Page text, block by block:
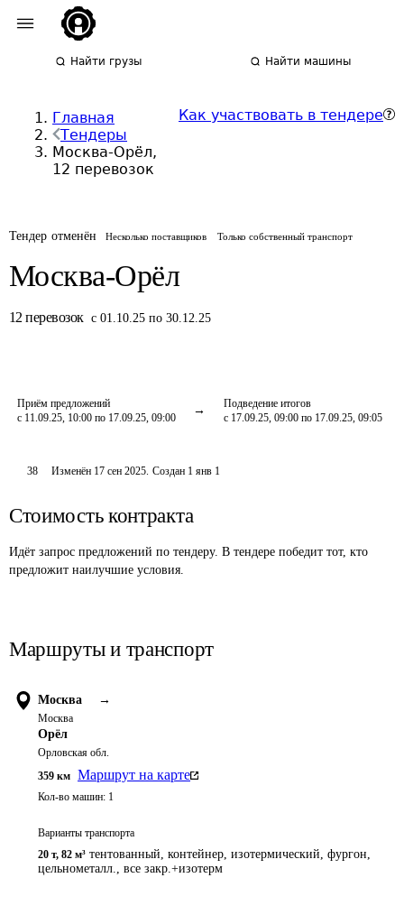
Найти грузы Найти машины
Главная
Тендеры
Москва-Орёл,
12 перевозок
Как участвовать в тендере
Тендер отменён Несколько поставщиков Только собственный транспорт
Москва-Орёл
12 перевозок с 01.10.25 по 30.12.25
Приём предложений
с 11.09.25, 10:00 по 17.09.25, 09:00
Подведение итогов
с 17.09.25, 09:00 по 17.09.25, 09:05
38 Изменён 17 сен 2025. Создан 1 янв 1
Стоимость контракта
Идёт запрос предложений по тендеру. В тендере победит тот, кто
предложит наилучшие условия.
Маршруты и транспорт
Москва →
Москва
Орёл
Орловская обл.
359 км Маршрут на карте
Кол-во машин: 1
Варианты транспорта
20 т, 82 м³ тентованный, контейнер, изотермический, фургон,
цельнометалл., все закр.+изотерм